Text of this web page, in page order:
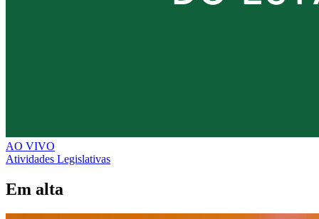
AO VIVO
Atividades Legislativas
Em alta